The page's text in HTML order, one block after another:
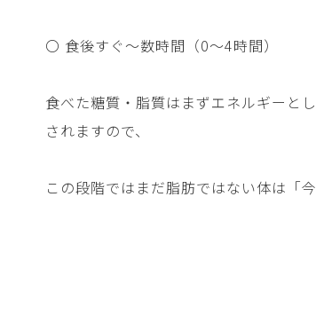
〇 食後すぐ〜数時間（0〜4時間）
食べた糖質・脂質はまずエネルギーと
されますので、
この段階ではまだ脂肪ではない体は「